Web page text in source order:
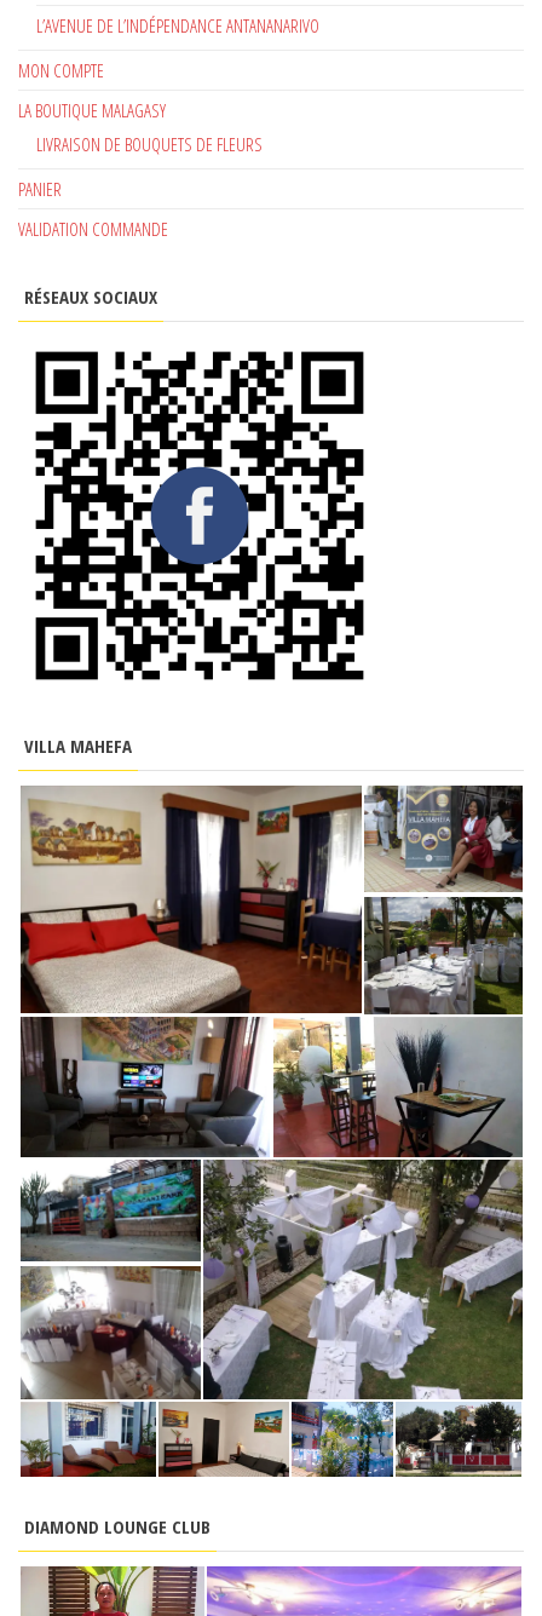
L’AVENUE DE L’INDÉPENDANCE ANTANANARIVO
MON COMPTE
LA BOUTIQUE MALAGASY
LIVRAISON DE BOUQUETS DE FLEURS
PANIER
VALIDATION COMMANDE
RÉSEAUX SOCIAUX
VILLA MAHEFA
DIAMOND LOUNGE CLUB